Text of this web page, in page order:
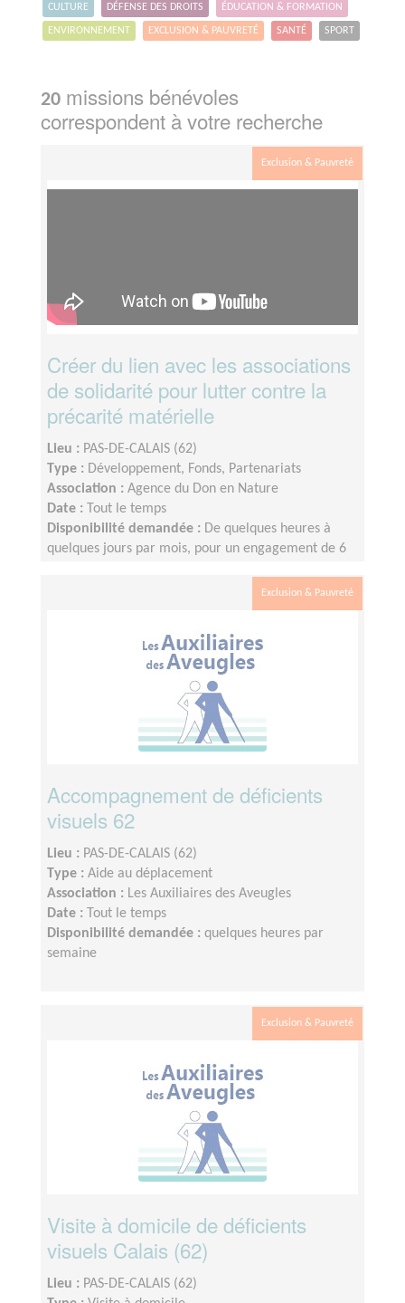
CULTURE DÉFENSE DES DROITS ÉDUCATION & FORMATION
ENVIRONNEMENT EXCLUSION & PAUVRETÉ SANTÉ SPORT
20 missions bénévoles
correspondent à votre recherche
Exclusion & Pauvreté
Créer du lien avec les associations
de solidarité pour lutter contre la
précarité matérielle
Lieu : PAS-DE-CALAIS (62)
Type : Développement, Fonds, Partenariats
Association : Agence du Don en Nature
Date :
Tout le temps
Disponibilité demandée : De quelques heures à
quelques jours par mois, pour un engagement de 6
Exclusion & Pauvreté
Accompagnement de déficients
visuels 62
Lieu : PAS-DE-CALAIS (62)
Type : Aide au déplacement
Association : Les Auxiliaires des Aveugles
Date :
Tout le temps
Disponibilité demandée : quelques heures par
semaine
Exclusion & Pauvreté
Visite à domicile de déficients
visuels Calais (62)
Lieu : PAS-DE-CALAIS (62)